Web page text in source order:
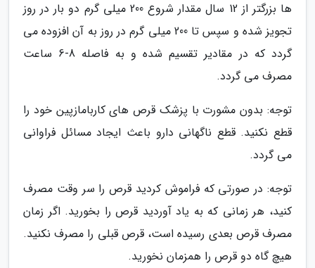
ها بزرگتر از 12 سال مقدار شروع 200 میلی گرم دو بار در روز
تجویز شده و سپس تا 200 میلی گرم در روز به آن افزوده می
گردد که در مقادیر تقسیم شده و به فاصله 8-6 ساعت
مصرف می گردد.
توجه: بدون مشورت با پزشک قرص های کاربامازپین خود را
قطع نکنید. قطع ناگهانی دارو باعث ایجاد مسائل فراوانی
می گردد.
توجه: در صورتی که فراموش کردید قرص را سر وقت مصرف
کنید، هر زمانی که به یاد آوردید قرص را بخورید. اگر زمان
مصرف قرص بعدی رسیده است، قرص قبلی را مصرف نکنید.
هیچ گاه دو قرص را همزمان نخورید.